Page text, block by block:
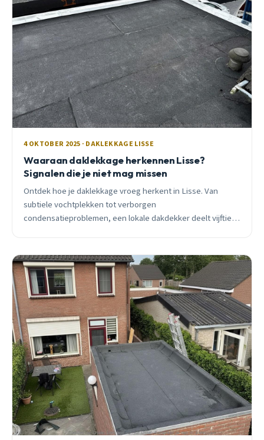
4 OKTOBER 2025 · DAKLEKKAGE LISSE
Waaraan daklekkage herkennen Lisse?
Signalen die je niet mag missen
Ontdek hoe je daklekkage vroeg herkent in Lisse. Van
subtiele vochtplekken tot verborgen
condensatieproblemen, een lokale dakdekker deelt vijftien